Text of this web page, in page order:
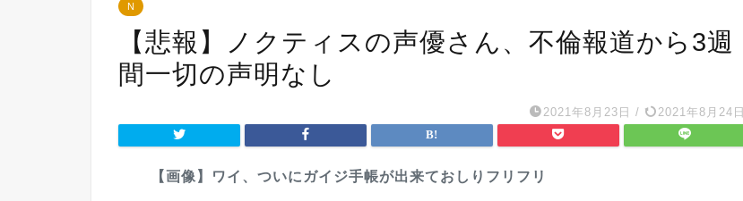
N
【悲報】ノクティスの声優さん、不倫報道から3週
間一切の声明なし
2021年8月23日 / 2021年8月24日
【画像】ワイ、ついにガイジ手帳が出来ておしりフリフリ